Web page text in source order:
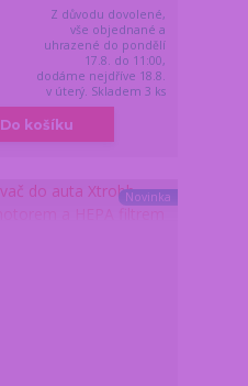
Z důvodu dovolené,
vše objednané a
uhrazené do pondělí
17.8. do 11:00,
dodáme nejdříve 18.8.
v úterý. Skladem 3 ks
Do košíku
Novinka